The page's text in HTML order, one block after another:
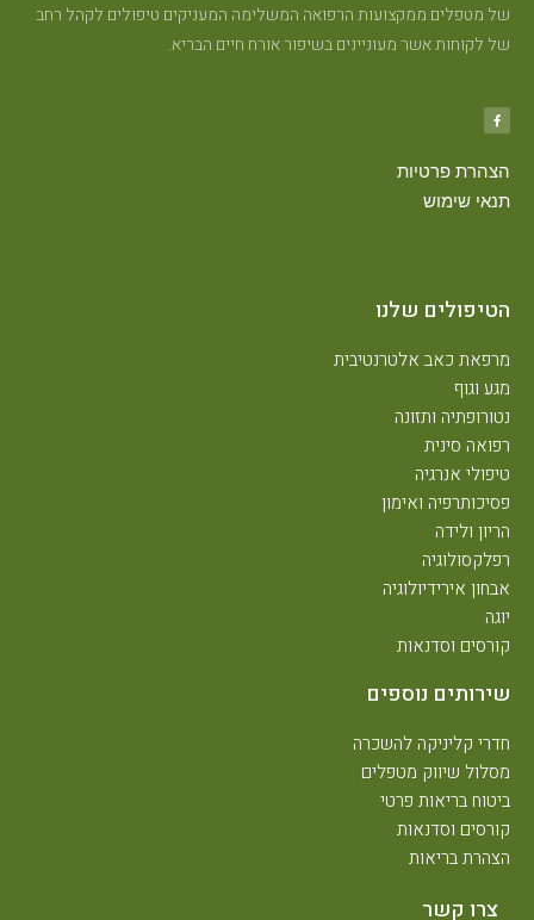
של מטפלים ממקצועות הרפואה המשלימה המעניקים טיפולים לקהל רחב
של לקוחות אשר מעוניינים בשיפור אורח חיים הבריא.
הצהרת פרטיות
תנאי שימוש
הטיפולים שלנו
מרפאת כאב אלטרנטיבית
מגע וגוף
נטורופתיה ותזונה
רפואה סינית
טיפולי אנרגיה
פסיכותרפיה ואימון
הריון ולידה
רפלקסולוגיה
אבחון אירידיולוגיה
יוגה
קורסים וסדנאות
שירותים נוספים
חדרי קליניקה להשכרה
מסלול שיווק מטפלים
ביטוח בריאות פרטי
קורסים וסדנאות
הצהרת בריאות
צרו קשר